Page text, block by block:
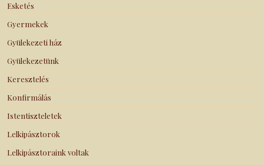
Esketés
Gyermekek
Gyülekezeti ház
Gyülekezetünk
Keresztelés
Konfirmálás
Istentiszteletek
Lelkipásztorok
Lelkipásztoraink voltak